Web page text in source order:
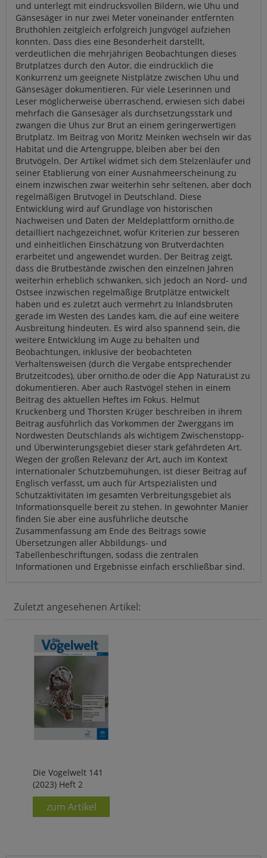
und unterlegt mit eindrucksvollen Bildern, wie Uhu und
Gänsesäger in nur zwei Meter voneinander entfernten
Bruthöhlen zeitgleich erfolgreich Jungvögel aufziehen
konnten. Dass dies eine Besonderheit darstellt,
verdeutlichen die mehrjährigen Beobachtungen dieses
Brutplatzes durch den Autor, die eindrücklich die
Konkurrenz um geeignete Nistplätze zwischen Uhu und
Gänsesäger dokumentieren. Für viele Leserinnen und
Leser möglicherweise überraschend, erwiesen sich dabei
mehrfach die Gänsesäger als durchsetzungsstark und
zwangen die Uhus zur Brut an einem geringerwertigen
Brutplatz. Im Beitrag von Moritz Meinken wechseln wir das
Habitat und die Artengruppe, bleiben aber bei den
Brutvögeln. Der Artikel widmet sich dem Stelzenläufer und
seiner Etablierung von einer Ausnahmeerscheinung zu
einem inzwischen zwar weiterhin sehr seltenen, aber doch
regelmäßigen Brutvogel in Deutschland. Diese
Entwicklung wird auf Grundlage von historischen
Nachweisen und Daten der Meldeplattform ornitho.de
detailliert nachgezeichnet, wofür Kriterien zur besseren
und einheitlichen Einschätzung von Brutverdachten
erarbeitet und angewendet wurden. Der Beitrag zeigt,
dass die Brutbestände zwischen den einzelnen Jahren
weiterhin erheblich schwanken, sich jedoch an Nord- und
Ostsee inzwischen regelmäßige Brutplätze entwickelt
haben und es zuletzt auch vermehrt zu Inlandsbruten
gerade im Westen des Landes kam, die auf eine weitere
Ausbreitung hindeuten. Es wird also spannend sein, die
weitere Entwicklung im Auge zu behalten und
Beobachtungen, inklusive der beobachteten
Verhaltensweisen (durch die Vergabe entsprechender
Brutzeitcodes), über ornitho.de oder die App NaturaList zu
dokumentieren. Aber auch Rastvögel stehen in einem
Beitrag des aktuellen Heftes im Fokus. Helmut
Kruckenberg und Thorsten Krüger beschreiben in ihrem
Beitrag ausführlich das Vorkommen der Zwerggans im
Nordwesten Deutschlands als wichtigem Zwischenstopp-
und Überwinterungsgebiet dieser stark gefährdeten Art.
Wegen der großen Relevanz der Art, auch im Kontext
internationaler Schutzbemühungen, ist dieser Beitrag auf
Englisch verfasst, um auch für Artspezialisten und
Schutzaktivitäten im gesamten Verbreitungsgebiet als
Informationsquelle bereit zu stehen. In gewohnter Manier
finden Sie aber eine ausführliche deutsche
Zusammenfassung am Ende des Beitrags sowie
Übersetzungen aller Abbildungs- und
Tabellenbeschriftungen, sodass die zentralen
Informationen und Ergebnisse einfach erschließbar sind.
Zuletzt angesehenen Artikel:
Die Vogelwelt 141
(2023) Heft 2
zum Artikel